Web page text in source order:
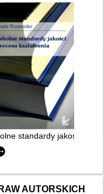
wyższej
standardy jakości
Smart, komponent
AUTORSKICH